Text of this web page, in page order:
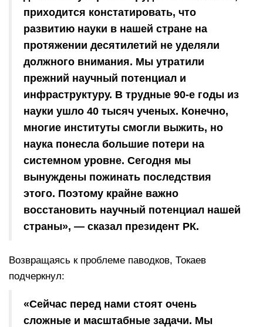
приходится констатировать, что
развитию науки в нашей стране на
протяжении десятилетий не уделяли
должного внимания. Мы утратили
прежний научный потенциал и
инфраструктуру. В трудные 90-е годы из
науки ушло 40 тысяч ученых. Конечно,
многие институты смогли выжить, но
наука понесла большие потери на
системном уровне. Сегодня мы
вынуждены пожинать последствия
этого. Поэтому крайне важно
восстановить научный потенциал нашей
страны», — сказал президент РК.
Возвращаясь к проблеме паводков, Токаев
подчеркнул:
«Сейчас перед нами стоят очень
сложные и масштабные задачи. Мы